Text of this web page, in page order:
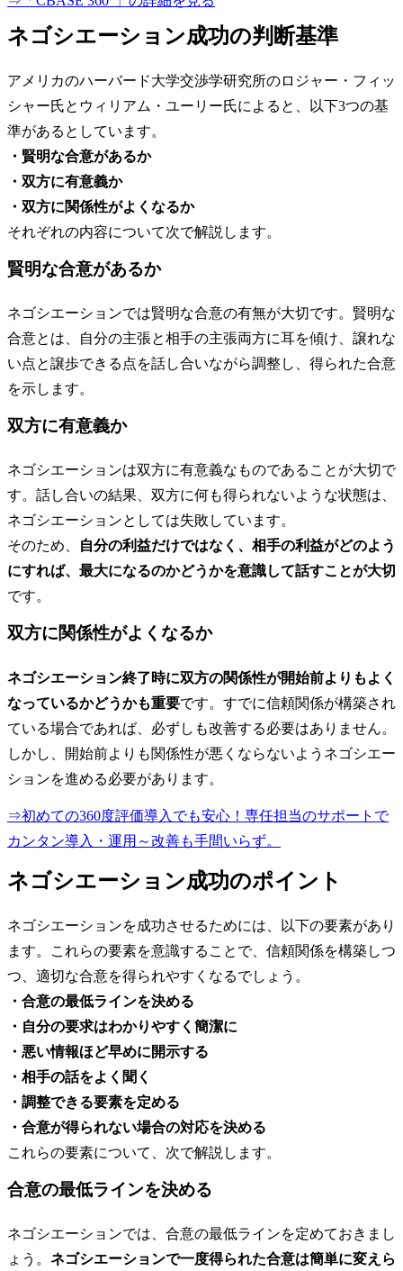
ネゴシエーション成功の判断基準
アメリカのハーバード大学交渉学研究所のロジャー・フィッ
シャー氏とウィリアム・ユーリー氏によると、以下3つの基
準があるとしています。
・賢明な合意があるか
・双方に有意義か
・双方に関係性がよくなるか
それぞれの内容について次で解説します。
賢明な合意があるか
ネゴシエーションでは賢明な合意の有無が大切です。賢明な
合意とは、自分の主張と相手の主張両方に耳を傾け、譲れな
い点と譲歩できる点を話し合いながら調整し、得られた合意
を示します。
双方に有意義か
ネゴシエーションは双方に有意義なものであることが大切で
す。話し合いの結果、双方に何も得られないような状態は、
ネゴシエーションとしては失敗しています。
そのため、
自分の利益だけではなく、相手の利益がどのよう
にすれば、最大になるのかどうかを意識して話すことが大切
です。
双方に関係性がよくなるか
ネゴシエーション終了時に双方の関係性が開始前よりもよく
なっているかどうかも重要です。すでに信頼関係が構築され
ている場合であれば、必ずしも改善する必要はありません。
しかし、開始前よりも関係性が悪くならないようネゴシエー
ションを進める必要があります。
⇒初めての360度評価導入でも安心！専任担当のサポートで
カンタン導入・運用～改善も手間いらず。
ネゴシエーション成功のポイント
ネゴシエーションを成功させるためには、以下の要素があり
ます。これらの要素を意識することで、信頼関係を構築しつ
つ、適切な合意を得られやすくなるでしょう。
・合意の最低ラインを決める
・自分の要求はわかりやすく簡潔に
・悪い情報ほど早めに開示する
・相手の話をよく聞く
・調整できる要素を定める
・合意が得られない場合の対応を決める
これらの要素について、次で解説します。
合意の最低ラインを決める
ネゴシエーションでは、合意の最低ラインを定めておきまし
ょう。 ネゴシエーションで一度得られた合意は簡単に変えら